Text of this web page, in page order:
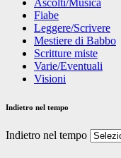
Fiabe
Leggere/Scrivere
Mestiere di Babbo
Scritture miste
Varie/Eventuali
Visioni
Indietro nel tempo
Indietro nel tempo